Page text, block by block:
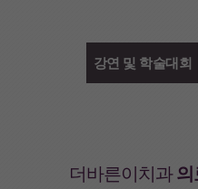
강연 및 학술대회
더바른이치과의